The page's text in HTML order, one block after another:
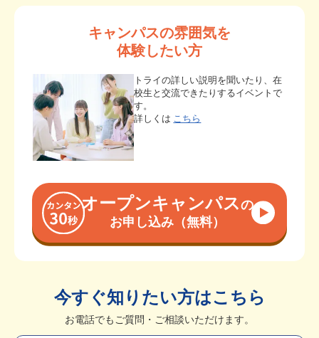
キャンパスの雰囲気を
体験したい方
トライの詳しい説明を聞いたり、在
校生と交流できたりするイベントで
す。
詳しくは こちら
オープンキャンパスの
お申し込み（無料）
今すぐ知りたい方はこちら
お電話でもご質問・ご相談いただけます。